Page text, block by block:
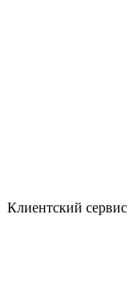
Клиентский сервис